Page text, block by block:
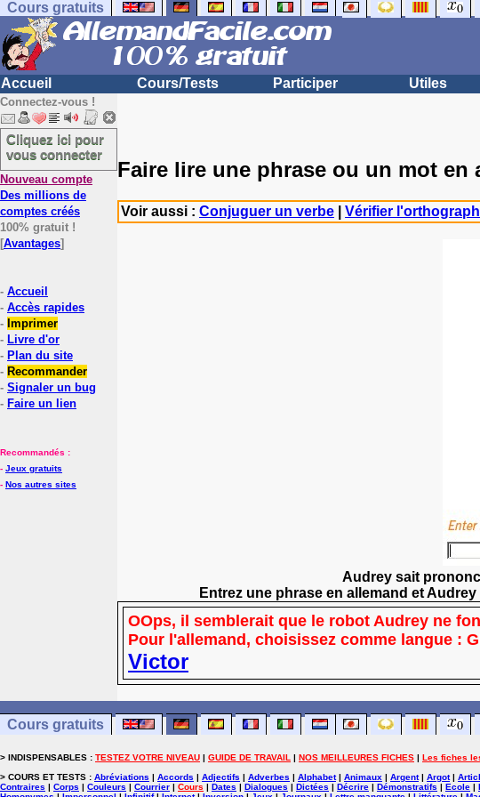
Cours gratuits
Accueil Cours/Tests Participer Utiles
Connectez-vous !
Cliquez ici pour
vous connecter
Nouveau compte
Des millions de
comptes créés
100% gratuit !
[Avantages]
- Accueil
- Accès rapides
- Imprimer
- Livre d'or
- Plan du site
- Recommander
- Signaler un bug
- Faire un lien
Recommandés :
- Jeux gratuits
- Nos autres sites
Faire lire une phrase ou un mot en
Voir aussi : Conjuguer un verbe Vérifier
Audrey sait
Entrez une phrase en allemand et
OOps, il semblerait que le robot Audrey ne
Pour l'allemand, choisissez comme langue :
Victor
Cours gratuits
> INDISPENSABLES : TESTEZ VOTRE NIVEAU | GUIDE DE TRAVAIL | NOS MEILLEURES FICHES | Les fiches
> COURS ET TESTS : Abréviations | Accords | Adjectifs | Adverbes | Alphabet| Animaux | Argent| Argot|
Contraires | Corps | Couleurs | Courrier | Cours | Dates | Dialogues | Dictées | Décrire | Démonstratifs | Ecole |